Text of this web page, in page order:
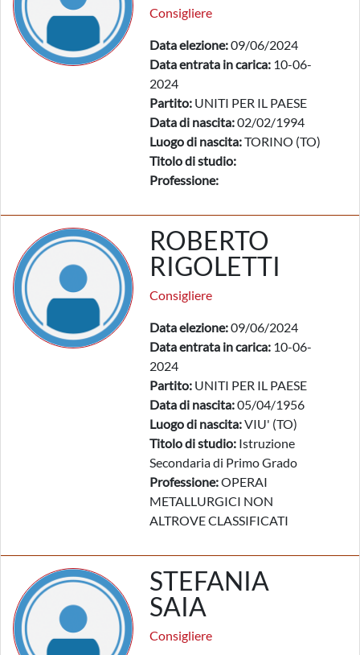
Consigliere
Data elezione:09/06/2024
Data entrata in carica: 10-06-
2024
Partito: UNITI PER IL PAESE
Data di nascita:02/02/1994
Luogo di nascita:TORINO (TO)
Titolo di studio:
Professione:
ROBERTO
RIGOLETTI
Consigliere
Data elezione:09/06/2024
Data entrata in carica: 10-06-
2024
Partito: UNITI PER IL PAESE
Data di nascita:05/04/1956
Luogo di nascita:VIU' (TO)
Titolo di studio: Istruzione
Secondaria di Primo Grado
Professione:OPERAI
METALLURGICI NON
ALTROVE CLASSIFICATI
STEFANIA
SAIA
Consigliere